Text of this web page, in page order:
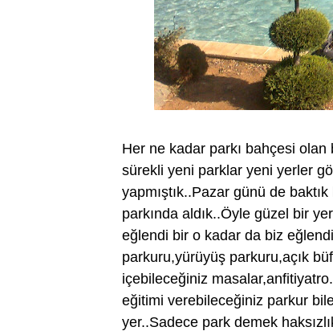
Her ne kadar parkı bahçesi
sürekli yeni parklar yeni yerler
yapmıştık..Pazar günü de
parkında aldık..Öyle güzel bir
eğlendi bir o kadar da biz
parkuru,yürüyüş parkuru,açık
içebileceğiniz
eğitimi verebileceğiniz parkur
yer..Sadece park demek